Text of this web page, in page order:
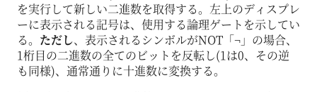
を実行して新しい二進数を取得する。左上のディスプレ
ーに表示される記号は、使用する論理ゲートを示してい
る。 ただし、表示されるシンボルがNOT「¬」の場合、
1桁目の二進数の全てのビットを反転し(1は0、その逆
も同様)、通常通りに十進数に変換する。